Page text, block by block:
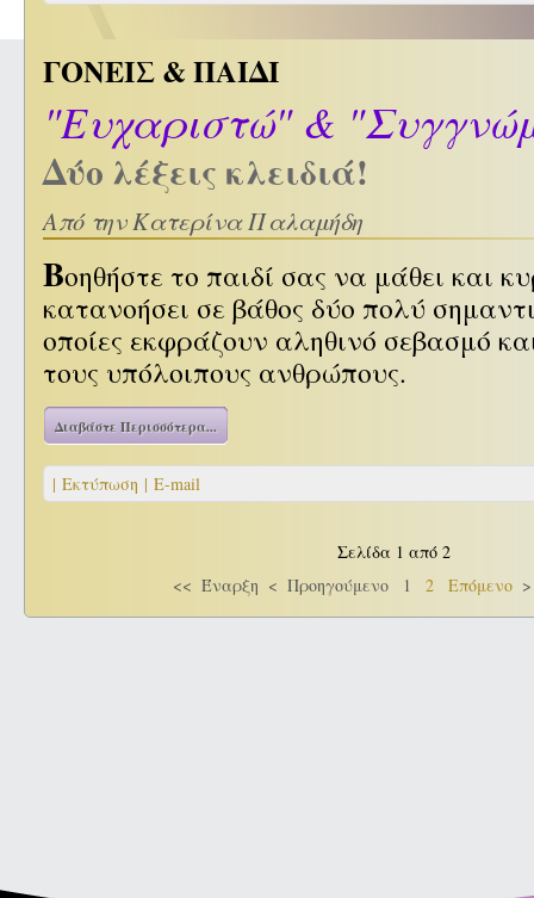
ΓΟΝΕΙΣ & ΠΑΙΔΙ
"Ευχαριστώ" &
Δύο λέξεις κλειδιά!
Από την Κατερίνα Παλαμήδη
Βοηθήστε το παιδί σας να μάθει και
κατανοήσει σε βάθος δύο πολύ
οποίες εκφράζουν αληθινό σεβασμό
τους υπόλοιπους ανθρώπους.
Διαβάστε Περισσότερα...
| Εκτύπωση | E-mail
Σελίδα 1 από 2
<< Έναρξη < Προηγούμενο 1 2 Επόμενο